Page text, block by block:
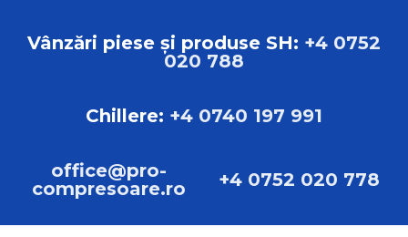
Vânzări piese și produse SH: +4 0752
020 788
Chillere: +4 0740 197 991
office@pro-
compresoare.ro
+4 0752 020 778